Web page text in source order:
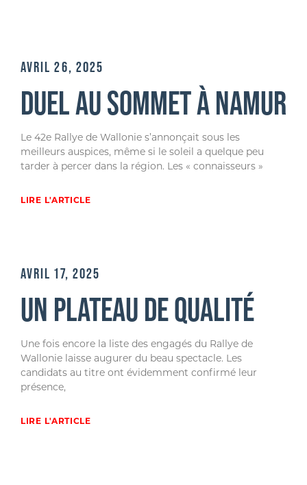
DUEL AU SOMMET À NAMUR
AVRIL 26, 2025
Le 42e Rallye de Wallonie s’annonçait sous les
meilleurs auspices, même si le soleil a quelque peu
tarder à percer dans la région. Les « connaisseurs »
LIRE L'ARTICLE
UN PLATEAU DE QUALITÉ
AVRIL 17, 2025
Une fois encore la liste des engagés du Rallye de
Wallonie laisse augurer du beau spectacle. Les
candidats au titre ont évidemment confirmé leur
présence,
LIRE L'ARTICLE